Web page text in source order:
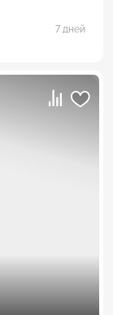
7 дней